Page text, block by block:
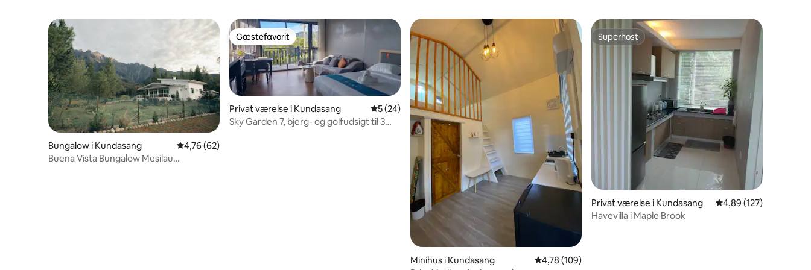
Bungalow i Kundasang 4,76 ud af 5 i gennemsnitlig bedømmelse, 62 omtaler
4,76 (62)
Buena Vista Bungalow Mesilau
Gæstefavorit
Gæstefavorit
Privat værelse i Kundasang 5 ud af 5 i gennemsnitlig bedømmelse, 24 omtaler
5 (24)
Sky Garden 7, bjerg- og golfudsigt til 3
Minihus i Kundasang 4,78 ud af 5 i gennemsnitlig bedømmelse, 109 omtaler
4,78 (109)
Superhost
Superhost
Privat værelse i Kundasang 4,89 ud af 5 i
4,89 (127)
Havevilla i Maple Brook